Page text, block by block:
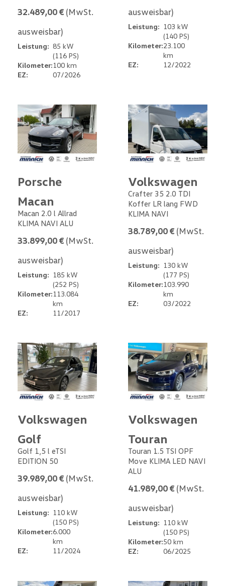
32.489,00 € (MwSt.
ausweisbar)
Leistung: 85 kW
(116 PS)
Kilometer:100 km
EZ:
07/2026
ausweisbar)
Leistung: 103 kW
(140 PS)
Kilometer:23.100
km
EZ:
12/2022
Porsche
Macan
Macan 2.0 l Allrad
KLIMA NAVI ALU
33.899,00 € (MwSt.
ausweisbar)
Leistung: 185 kW
(252 PS)
Kilometer:113.084
km
EZ:
11/2017
Volkswagen
Crafter 35 2.0 TDI
Koffer LR lang FWD
KLIMA NAVI
38.789,00 € (MwSt.
ausweisbar)
Leistung: 130 kW
(177 PS)
Kilometer:103.990
km
EZ:
03/2022
Volkswagen
Golf
Golf 1,5 l eTSI
EDITION 50
39.989,00 € (MwSt.
ausweisbar)
Leistung: 110 kW
(150 PS)
Kilometer:6.000
km
EZ:
11/2024
Volkswagen
Touran
Touran 1.5 TSI OPF
Move KLIMA LED NAVI
ALU
41.989,00 € (MwSt.
ausweisbar)
Leistung: 110 kW
(150 PS)
Kilometer:50 km
EZ:
06/2025